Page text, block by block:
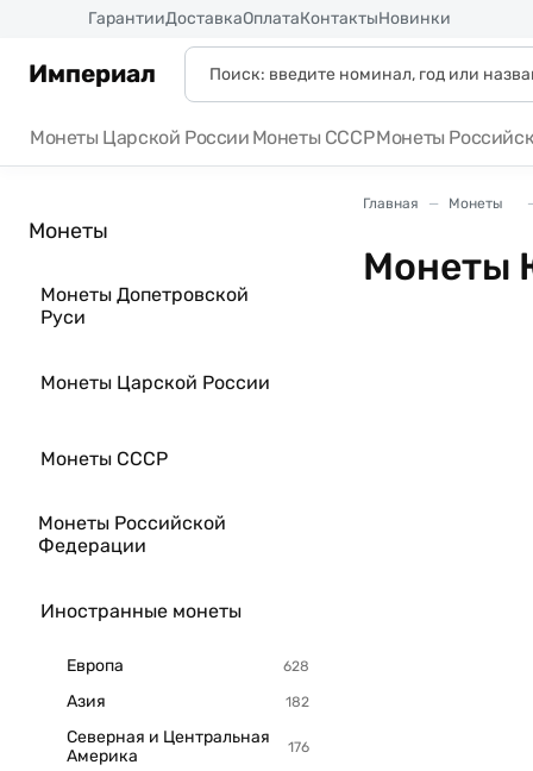
ГарантииДоставкаОплатаКонтактыНовинки
Империал
Монеты Царской России Монеты СССРМонеты
Монеты
Монеты Допетровской
Руси
Монеты Царской России
Монеты СССР
Монеты Российской
Федерации
Иностранные монеты
Европа
Азия
Северная и Центральная
Америка
Главная Монеты
Монеты